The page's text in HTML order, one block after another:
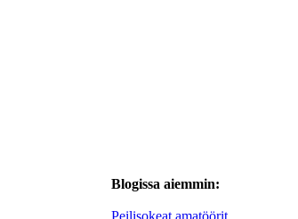
Blogissa aiemmin:
Peilisokeat amatöörit